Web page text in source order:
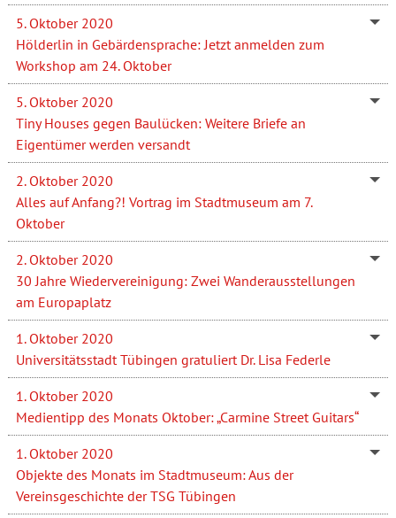
5. Oktober 2020
Hölderlin in Gebärdensprache: Jetzt anmelden zum
Workshop am 24. Oktober
5. Oktober 2020
Tiny Houses gegen Baulücken: Weitere Briefe an
Eigentümer werden versandt
2. Oktober 2020
Alles auf Anfang?! Vortrag im Stadtmuseum am 7.
Oktober
2. Oktober 2020
30 Jahre Wiedervereinigung: Zwei Wanderausstellungen
am Europaplatz
1. Oktober 2020
Universitätsstadt Tübingen gratuliert Dr. Lisa Federle
1. Oktober 2020
Medientipp des Monats Oktober: „Carmine Street Guitars“
1. Oktober 2020
Objekte des Monats im Stadtmuseum: Aus der
Vereinsgeschichte der TSG Tübingen